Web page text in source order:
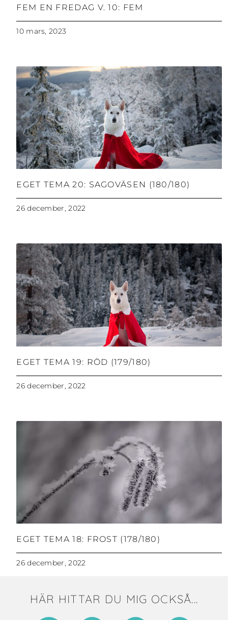
FEM EN FREDAG V. 10: FEM
10 mars, 2023
EGET TEMA 20: SAGOVÄSEN (180/180)
26 december, 2022
EGET TEMA 19: RÖD (179/180)
26 december, 2022
EGET TEMA 18: FROST (178/180)
26 december, 2022
HÄR HITTAR DU MIG OCKSÅ...